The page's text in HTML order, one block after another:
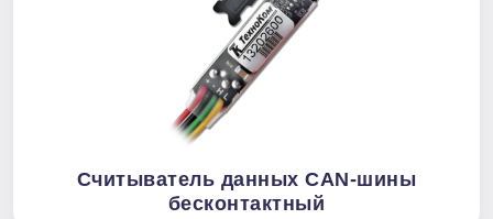
Считыватель данных CAN-шины
бесконтактный